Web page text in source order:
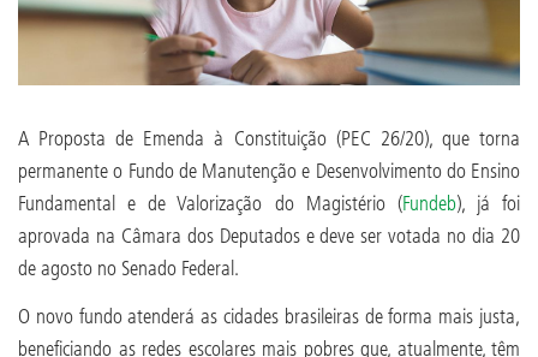
A Proposta de Emenda à Constituição (PEC 26/20), que torna
permanente o Fundo de Manutenção e Desenvolvimento do Ensino
Fundamental e de Valorização do Magistério (Fundeb), já foi
aprovada na Câmara dos Deputados e deve ser votada no dia 20
de agosto no Senado Federal.
O novo fundo atenderá as cidades brasileiras de forma mais justa,
beneficiando as redes escolares mais pobres que, atualmente, têm